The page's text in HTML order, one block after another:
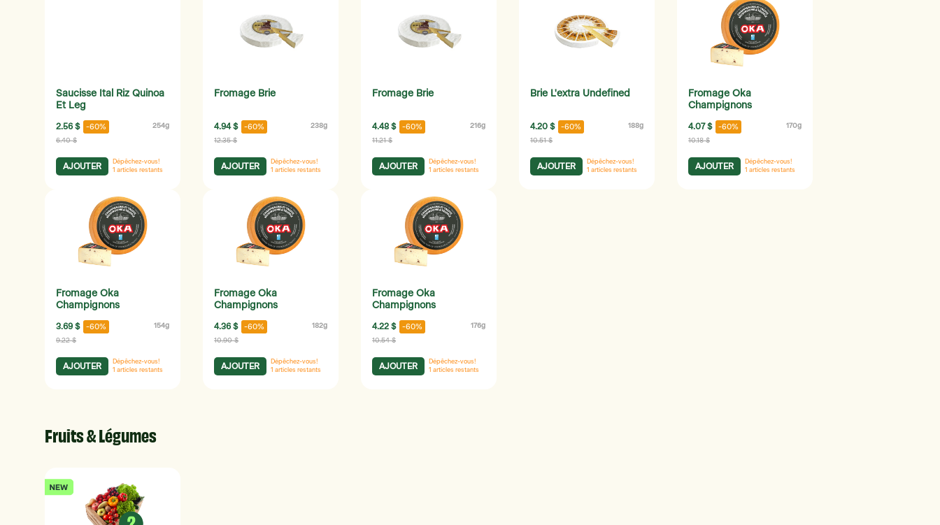
Saucisse Ital Riz Quinoa
Et Leg
2.56 $ -60% 254g
6.40 $
AJOUTER
Dépêchez-vous!
1 articles restants
Fromage Brie
4.94 $ -60% 238g
12.35 $
AJOUTER
Dépêchez-vous!
1 articles restants
Fromage Brie
4.48 $ -60% 216g
11.21 $
AJOUTER
Dépêchez-vous!
1 articles restants
Brie L'extra Undefined
4.20 $ -60% 188g
10.51 $
AJOUTER
Dépêchez-vous!
1 articles restants
Fromage Oka
Champignons
4.07 $ -60% 170g
10.18 $
AJOUTER
Dépêchez-vous!
1 articles restants
Fromage Oka
Champignons
3.69 $ -60% 154g
9.22 $
AJOUTER
Dépêchez-vous!
1 articles restants
Fromage Oka
Champignons
4.36 $ -60% 182g
10.90 $
AJOUTER
Dépêchez-vous!
1 articles restants
Fromage Oka
Champignons
4.22 $ -60% 176g
10.54 $
AJOUTER
Dépêchez-vous!
1 articles restants
Fruits & Légumes